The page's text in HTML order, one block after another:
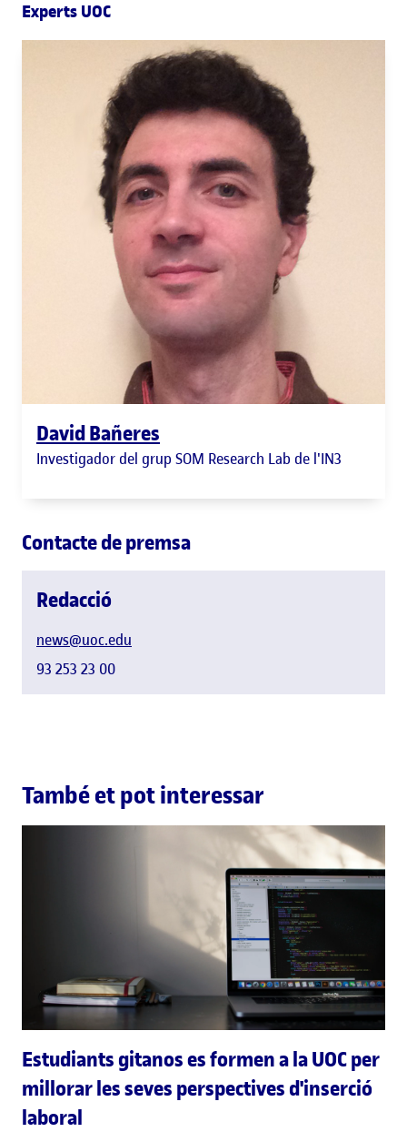
Experts UOC
David Bañeres
Investigador del grup SOM Research Lab de l'IN3
Contacte de premsa
Redacció
news@uoc.edu
93 253 23 00
També et pot interessar
Estudiants gitanos es formen a la UOC per
millorar les seves perspectives d'inserció
laboral